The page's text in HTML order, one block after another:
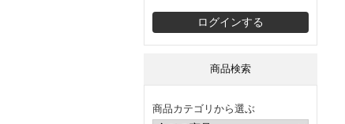
商品検索
商品カテゴリから選ぶ